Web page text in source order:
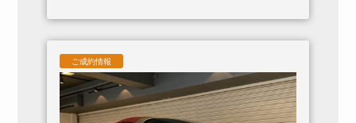
ご成約情報